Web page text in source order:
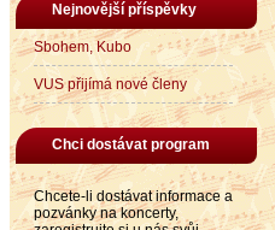
Nejnovější příspěvky
Sbohem, Kubo
VUS přijímá nové členy
Chci dostávat program
Chcete-li dostávat informace a
pozvánky na koncerty,